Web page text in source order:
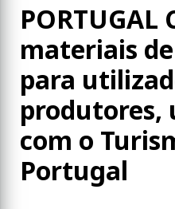
PORTUGAL
materiais
para
produtores,
com o
Portugal